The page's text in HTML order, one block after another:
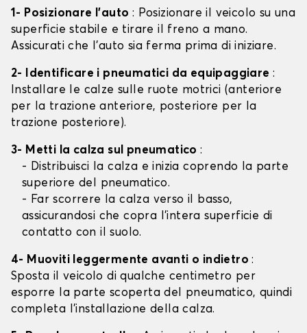
1- Posizionare l'auto : Posizionare il veicolo su una
superficie stabile e tirare il freno a mano.
Assicurati che l'auto sia ferma prima di iniziare.
2- Identificare i pneumatici da equipaggiare :
Installare le calze sulle ruote motrici (anteriore
per la trazione anteriore, posteriore per la
trazione posteriore).
3- Metti la calza sul pneumatico:
- Distribuisci la calza e inizia coprendo la parte
superiore del pneumatico.
- Far scorrere la calza verso il basso,
assicurandosi che copra l'intera superficie di
contatto con il suolo.
4- Muoviti leggermente avanti o indietro:
Sposta il veicolo di qualche centimetro per
esporre la parte scoperta del pneumatico, quindi
completa l'installazione della calza.